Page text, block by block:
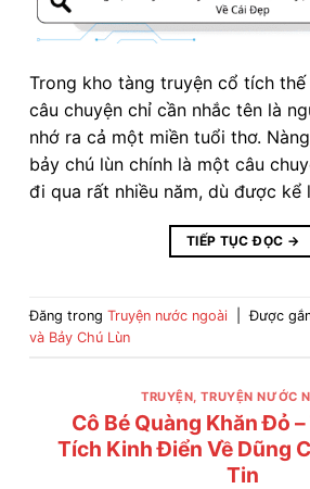
Trong kho tàng truyện cổ tích
câu chuyện chỉ cần nhắc tên là
nhớ ra cả một miền tuổi thơ.
bảy chú lùn chính là một câu
đi qua rất nhiều năm, dù được
TIẾP TỤC ĐỌC →
Đăng trong Truyện nước ngoài Được
và Bảy Chú Lùn
TRUYỆN,TRUYỆN NƯỚC
Cô Bé Quàng Khăn Đỏ
Tích Kinh Điển Về Dũng
Tin